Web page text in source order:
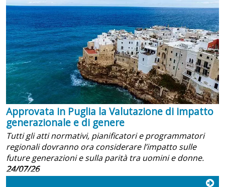
Approvata in Puglia la Valutazione di impatto
generazionale e di genere
Tutti gli atti normativi, pianificatori e programmatori
regionali dovranno ora considerare l’impatto sulle
future generazioni e sulla parità tra uomini e donne.
24/07/26